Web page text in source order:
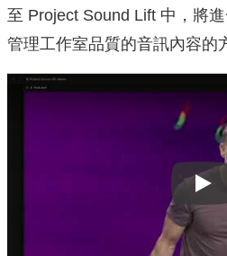
至 Project Sound Lift 中，將
管理工作室品質的音訊內容的
Play